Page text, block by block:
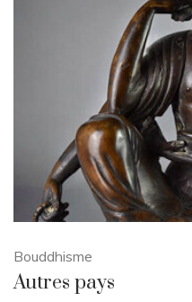
Bouddhisme
Autres pays